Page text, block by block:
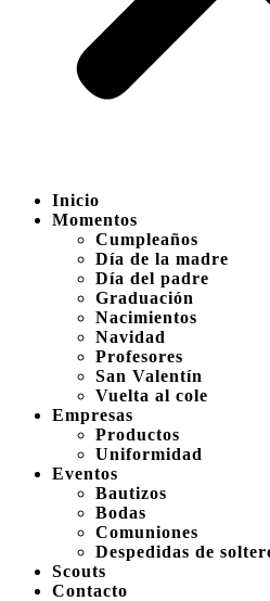
Inicio
Momentos
Cumpleaños
Día de la madre
Día del padre
Graduación
Nacimientos
Navidad
Profesores
San Valentín
Vuelta al cole
Empresas
Productos
Uniformidad
Eventos
Bautizos
Bodas
Comuniones
Despedidas de
Scouts
Contacto